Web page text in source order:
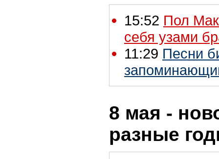
15:52 Пол
себя узами
11:29 Песни
8 мая -
разные